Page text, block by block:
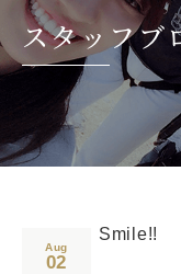
スタッフブ
Aug
02
Smile!!